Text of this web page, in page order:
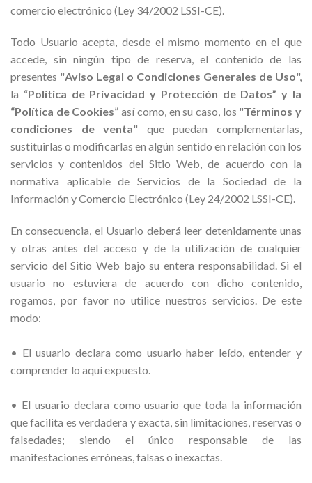
comercio electrónico (Ley 34/2002 LSSI-CE).
Todo Usuario acepta, desde el mismo momento en el que
accede, sin ningún tipo de reserva, el contenido de las
presentes "Aviso Legal o Condiciones Generales de Uso",
la “Política de Privacidad y Protección de Datos” y la
“Política de Cookies” así como, en su caso, los "Términos y
condiciones de venta" que puedan complementarlas,
sustituirlas o modificarlas en algún sentido en relación con los
servicios y contenidos del Sitio Web, de acuerdo con la
normativa aplicable de Servicios de la Sociedad de la
Información y Comercio Electrónico (Ley 24/2002 LSSI-CE).
En consecuencia, el Usuario deberá leer detenidamente unas
y otras antes del acceso y de la utilización de cualquier
servicio del Sitio Web bajo su entera responsabilidad. Si el
usuario no estuviera de acuerdo con dicho contenido,
rogamos, por favor no utilice nuestros servicios. De este
modo:
• El usuario declara como usuario haber leído, entender y
comprender lo aquí expuesto.
• El usuario declara como usuario que toda la información
que facilita es verdadera y exacta, sin limitaciones, reservas o
falsedades; siendo el único responsable de las
manifestaciones erróneas, falsas o inexactas.